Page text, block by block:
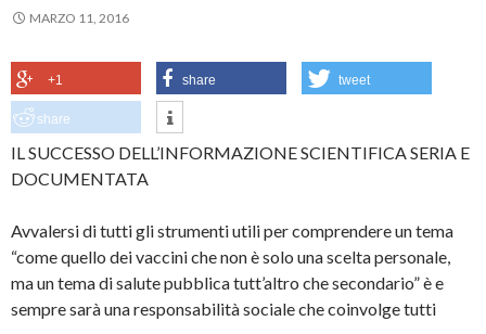
MARZO 11, 2016
+1 share tweet
share
IL SUCCESSO DELL’INFORMAZIONE SCIENTIFICA SERIA E
DOCUMENTATA
Avvalersi di tutti gli strumenti utili per comprendere un tema
“come quello dei vaccini che non è solo una scelta personale,
ma un tema di salute pubblica tutt’altro che secondario” è e
sempre sarà una responsabilità sociale che coinvolge tutti